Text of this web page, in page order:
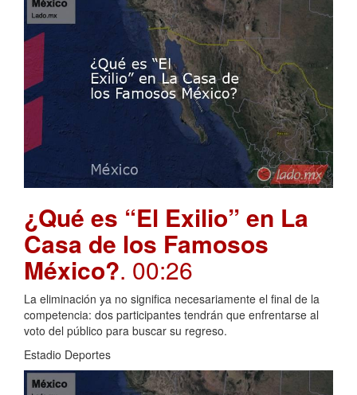
¿Qué es “El Exilio” en La
Casa de los Famosos
México?. 00:26
La eliminación ya no significa necesariamente el final de la
competencia: dos participantes tendrán que enfrentarse al
voto del público para buscar su regreso.
Estadio Deportes